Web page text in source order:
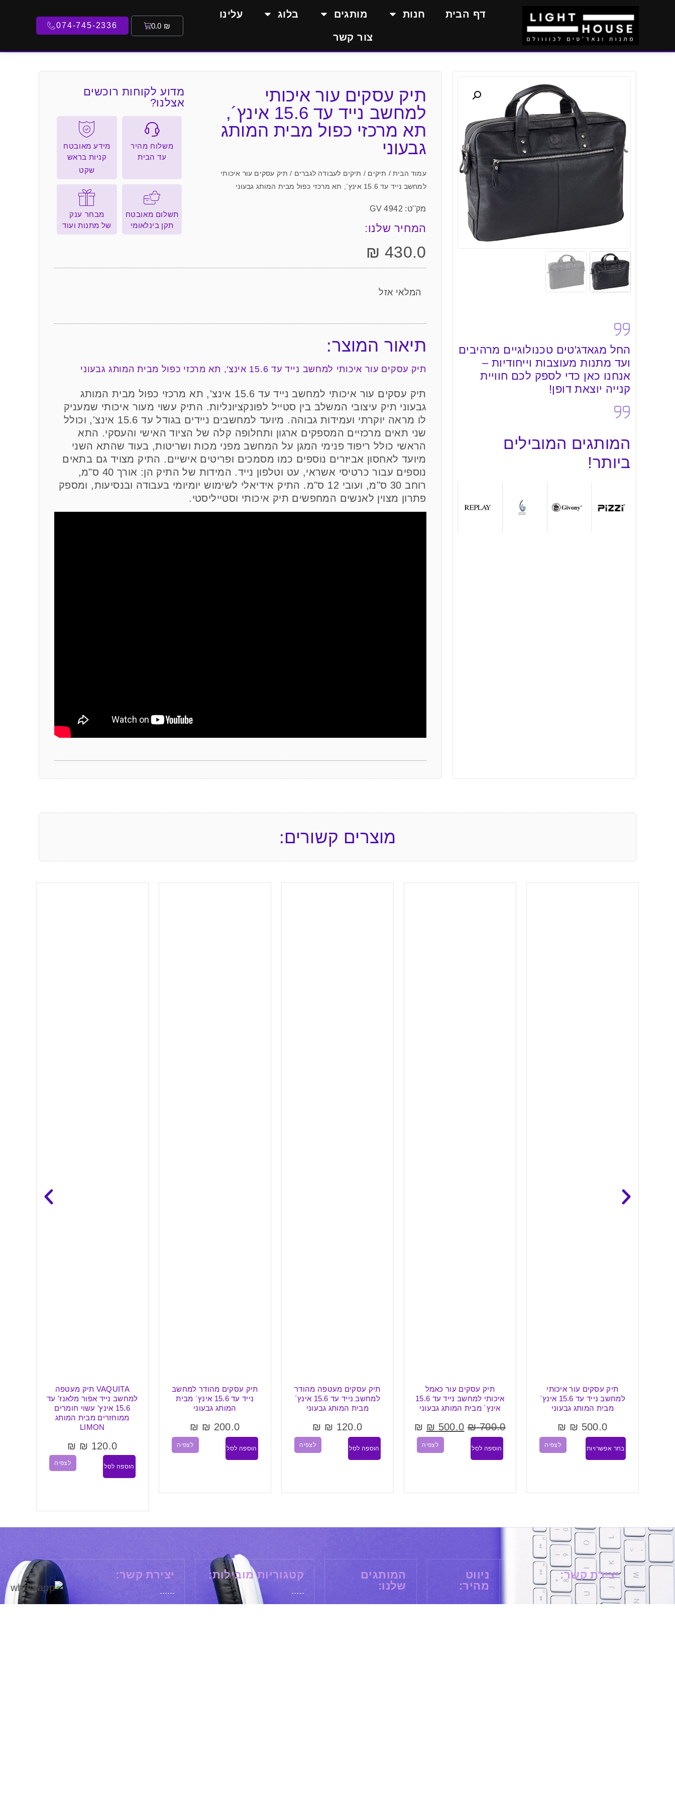
דף הבית חנות מותגים בלוג עלינו
צור קשר
0.0 ₪
074-745-2336
החל מגאדג'טים טכנולוגיים מרהיבים
ועד מתנות מעוצבות וייחודיות –
אנחנו כאן כדי לספק לכם חוויית
קנייה יוצאת דופן!
המותגים המובילים
ביותר!
תיק עסקים עור איכותי
למחשב נייד עד 15.6 אינץ´,
תא מרכזי כפול מבית המותג
גבעוני
עמוד הבית / תיקים / תיקים לעבודה לגברים / תיק עסקים עור איכותי
למחשב נייד עד 15.6 אינץ´, תא מרכזי כפול מבית המותג גבעוני
מק''ט: GV 4942
המחיר שלנו:
430.0
₪
מדוע לקוחות רוכשים
אצלנו?
משלוח מהיר
עד הבית
מידע מאובטח
קניות בראש
שקט
תשלום מאובטח
תקן בינלאומי
מבחר ענק
של מתנות ועוד
המלאי אזל
תיאור המוצר:
תיק עסקים עור איכותי למחשב נייד עד 15.6 אינצ', תא מרכזי כפול מבית המותג גבעוני
תיק עסקים עור איכותי למחשב נייד עד 15.6 אינצ', תא מרכזי כפול מבית המותג
גבעוני תיק עיצובי המשלב בין סטייל לפונקציונליות. התיק עשוי מעור איכותי שמעניק
לו מראה יוקרתי ועמידות גבוהה. מיועד למחשבים ניידים בגודל עד 15.6 אינצ', וכולל
שני תאים מרכזיים המספקים ארגון ותחלופה קלה של הציוד האישי והעסקי. התא
הראשי כולל ריפוד פנימי המגן על המחשב מפני מכות ושריטות, בעוד שהתא השני
מיועד לאחסון אביזרים נוספים כמו מסמכים ופריטים אישיים. התיק מצויד גם בתאים
נוספים עבור כרטיסי אשראי, עט וטלפון נייד. המידות של התיק הן: אורך 40 ס"מ,
רוחב 30 ס"מ, ועובי 12 ס"מ. התיק אידיאלי לשימוש יומיומי בעבודה ובנסיעות, ומספק
פתרון מצוין לאנשים המחפשים תיק איכותי וסטייליסטי.
מוצרים קשורים:
תיק עסקים עור איכותי
למחשב נייד עד 15.6 אינץ´
מבית המותג גבעוני
500.0
₪
₪
בחר אפשרויות לצפיה
תיק עסקים עור כאמל
איכותי למחשב נייד עד 15.6
אינץ´ מבית המותג גבעוני
700.0
₪
500.0
₪
₪
הוספה לסל לצפיה
תיק עסקים מעטפה מהודר
למחשב נייד עד 15.6 אינץ´
מבית המותג גבעוני
120.0
₪
₪
הוספה לסל לצפיה
תיק עסקים מהודר למחשב
נייד עד 15.6 אינץ´ מבית
המותג גבעוני
200.0
₪
₪
הוספה לסל לצפיה
VAQUITA תיק מעטפה
למחשב נייד אפור מלאנז' עד
15.6 אינץ' עשוי חומרים
ממוחזרים מבית המותג
LIMON
120.0
₪
₪
הוספה לסל לצפיה
יצירת קשר:
ניווט
מהיר:
המותגים
שלנו:
קטגוריות מובילות: יצירת קשר: